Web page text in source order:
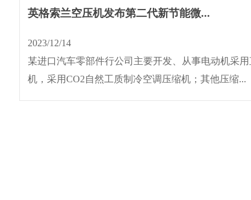
英格索兰空压机发布第二代新节能微...
2023/12/14
某进口汽车零部件行公司主要开发、从事电动机采
机，采用CO2自然工质制冷空调压缩机；其他压缩...